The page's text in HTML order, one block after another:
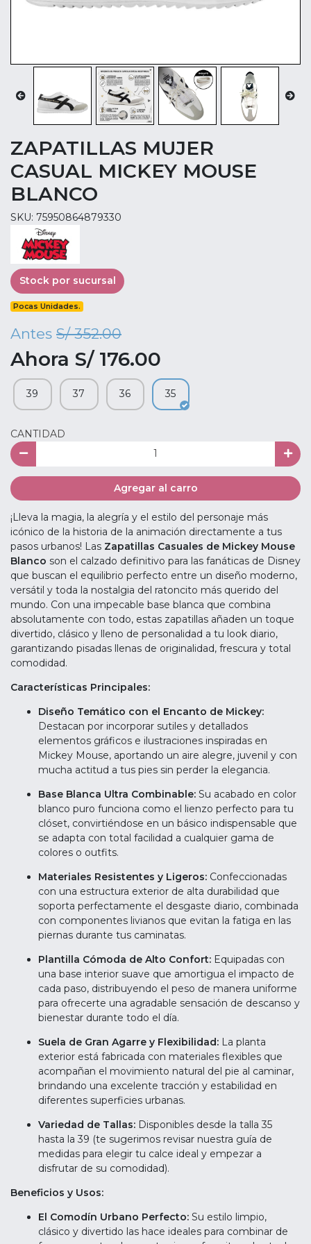
ZAPATILLAS MUJER
CASUAL MICKEY MOUSE
BLANCO
SKU: 75950864879330
Stock por sucursal
Pocas Unidades.
Antes S/ 352.00
Ahora S/ 176.00
39 37 36 35
CANTIDAD
Agregar al carro
¡Lleva la magia, la alegría y el estilo del personaje más
icónico de la historia de la animación directamente a tus
pasos urbanos! Las Zapatillas Casuales de Mickey Mouse
Blanco son el calzado definitivo para las fanáticas de Disney
que buscan el equilibrio perfecto entre un diseño moderno,
versátil y toda la nostalgia del ratoncito más querido del
mundo. Con una impecable base blanca que combina
absolutamente con todo, estas zapatillas añaden un toque
divertido, clásico y lleno de personalidad a tu look diario,
garantizando pisadas llenas de originalidad, frescura y total
comodidad.
Características Principales:
Diseño Temático con el Encanto de Mickey:
Destacan por incorporar sutiles y detallados
elementos gráficos e ilustraciones inspiradas en
Mickey Mouse, aportando un aire alegre, juvenil y con
mucha actitud a tus pies sin perder la elegancia.
Base Blanca Ultra Combinable: Su acabado en color
blanco puro funciona como el lienzo perfecto para tu
clóset, convirtiéndose en un básico indispensable que
se adapta con total facilidad a cualquier gama de
colores o outfits.
Materiales Resistentes y Ligeros: Confeccionadas
con una estructura exterior de alta durabilidad que
soporta perfectamente el desgaste diario, combinada
con componentes livianos que evitan la fatiga en las
piernas durante tus caminatas.
Plantilla Cómoda de Alto Confort: Equipadas con
una base interior suave que amortigua el impacto de
cada paso, distribuyendo el peso de manera uniforme
para ofrecerte una agradable sensación de descanso y
bienestar durante todo el día.
Suela de Gran Agarre y Flexibilidad: La planta
exterior está fabricada con materiales flexibles que
acompañan el movimiento natural del pie al caminar,
brindando una excelente tracción y estabilidad en
diferentes superficies urbanas.
Variedad de Tallas: Disponibles desde la talla 35
hasta la 39 (te sugerimos revisar nuestra guía de
medidas para elegir tu calce ideal y empezar a
disfrutar de su comodidad).
Beneficios y Usos:
El Comodín Urbano Perfecto: Su estilo limpio,
clásico y divertido las hace ideales para combinar de